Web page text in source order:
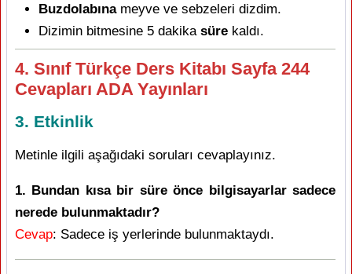
Buzdolabınameyve ve sebzeleri dizdim.
Dizimin bitmesine 5 dakika süre kaldı.
4. Sınıf Türkçe Ders Kitabı Sayfa 244
Cevapları ADA Yayınları
3. Etkinlik
Metinle ilgili aşağıdaki soruları cevaplayınız.
1. Bundan kısa bir süre önce bilgisayarlar sadece
nerede bulunmaktadır?
Cevap: Sadece iş yerlerinde bulunmaktaydı.